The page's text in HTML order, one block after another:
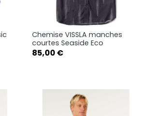
 Aperçu rapide
S
Chemise VISSLA manches
courtes Seaside Eco
Prix
85,00 €